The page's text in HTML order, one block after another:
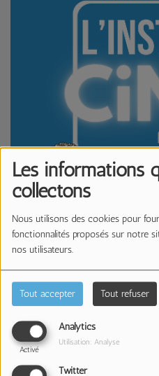
Les informations
collectons
Nous utilisons des cookies pour
fonctionnalités proposés sur notre
nos utilisateurs.
Tout accepter Tout refuser
Analytics
Activé
Utilisation: Analyse
Twitter
19 NOVEMBRE 2025 -
Écouter le podcast
L'instant Ciné - Chien 51